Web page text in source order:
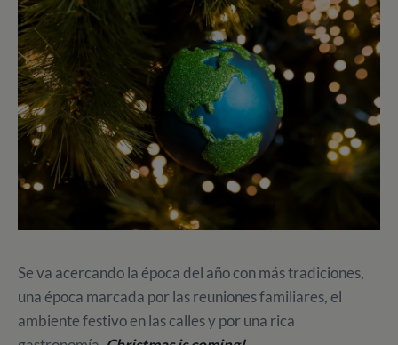
Se va acercando la época del año con más tradiciones,
una época marcada por las reuniones familiares, el
ambiente festivo en las calles y por una rica